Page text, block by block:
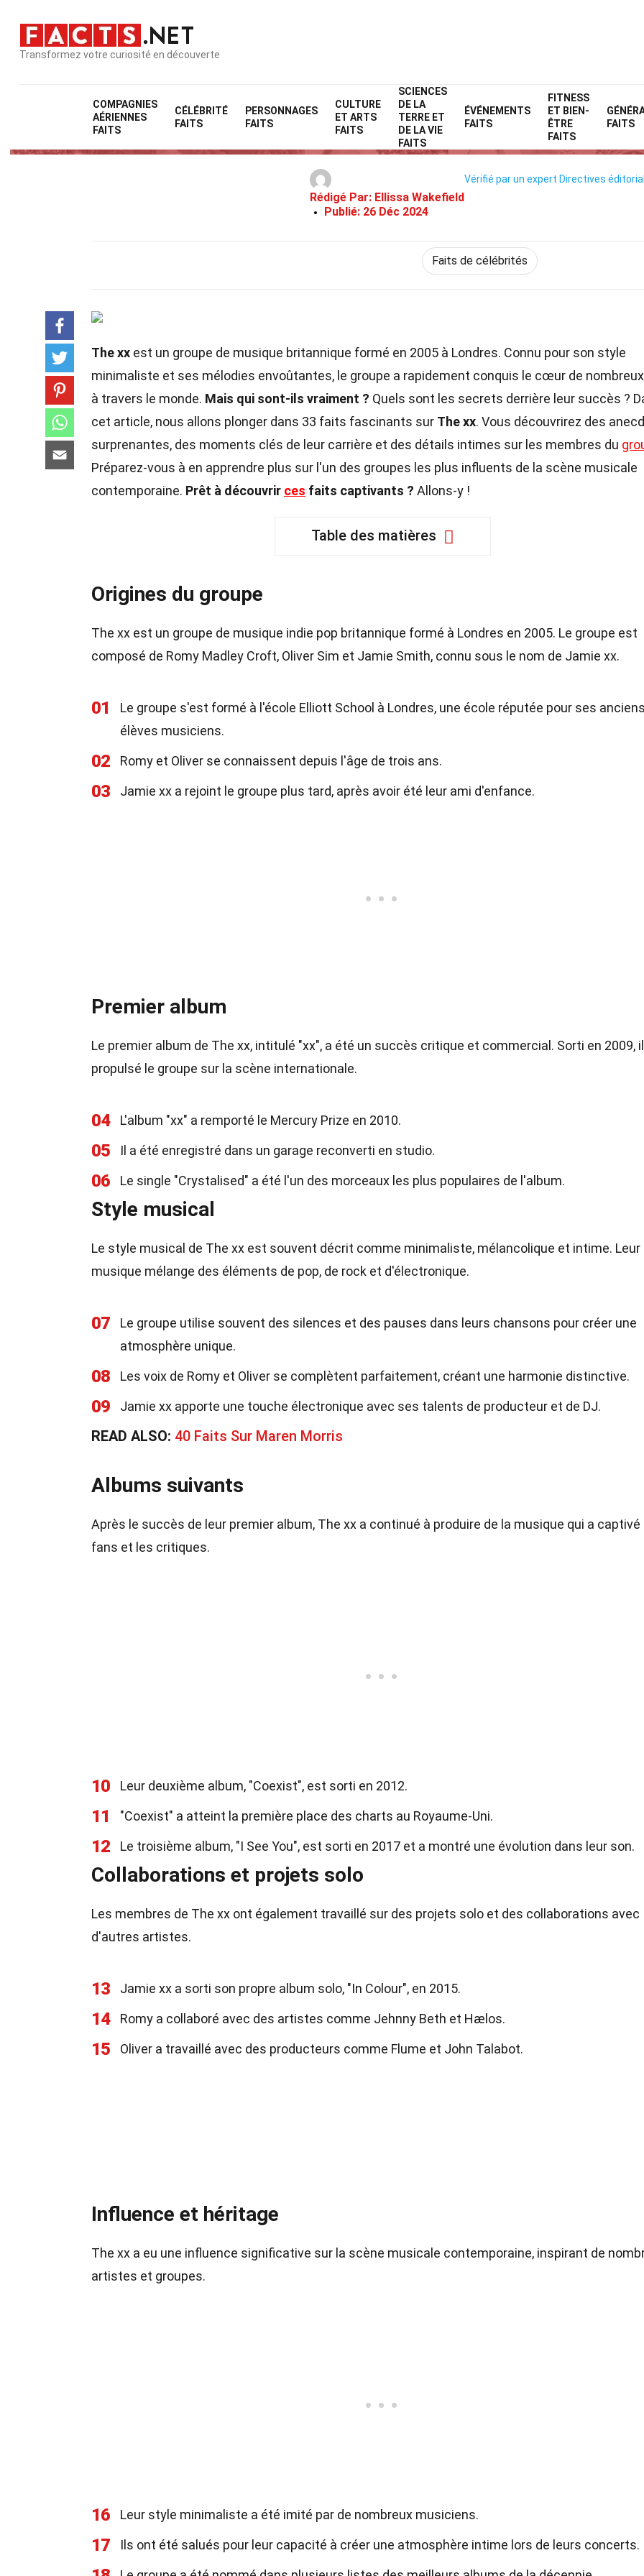
Transformez votre curiosité en découverte
COMPAGNIES
AÉRIENNES
FAITS
CÉLÉBRITÉ
FAITS
PERSONNAGES
FAITS
CULTURE
ET ARTS
FAITS
SCIENCES
DE LA
TERRE ET
DE LA VIE
FAITS
ÉVÉNEMENTS
FAITS
FITNESS
ET BIEN-
ÊTRE
FAITS
FAITS
Home
33 Faits Sur The Xx
Rédigé Par: Ellissa Wakefield
Publié: 26 Déc 2024
Vérifié par un expert Directives
Faits de célébrités
The xx est un groupe de musique britannique formé en 2005 à Londres. Connu pour son style
minimaliste et ses mélodies envoûtantes, le groupe a rapidement conquis le cœur de
à travers le monde. Mais qui sont-ils vraiment ? Quels sont les secrets derrière leur succès ?
cet article, nous allons plonger dans 33 faits fascinants sur The xx. Vous découvrirez des
surprenantes, des moments clés de leur carrière et des détails intimes sur les membres du
Préparez-vous à en apprendre plus sur l'un des groupes les plus influents de la scène musicale
contemporaine. Prêt à découvrir ces faits captivants ? Allons-y !
Table des matières
Origines du groupe
The xx est un groupe de musique indie pop britannique formé à Londres en 2005. Le groupe est
composé de Romy Madley Croft, Oliver Sim et Jamie Smith, connu sous le nom de Jamie xx.
01
Le groupe s'est formé à l'école Elliott School à Londres, une école réputée pour ses
élèves musiciens.
02 Romy et Oliver se connaissent depuis l'âge de trois ans.
03 Jamie xx a rejoint le groupe plus tard, après avoir été leur ami d'enfance.
Premier album
Le premier album de The xx, intitulé "xx", a été un succès critique et commercial. Sorti en 2009,
propulsé le groupe sur la scène internationale.
04 L'album "xx" a remporté le Mercury Prize en 2010.
05 Il a été enregistré dans un garage reconverti en studio.
06 Le single "Crystalised" a été l'un des morceaux les plus populaires de l'album.
Style musical
Le style musical de The xx est souvent décrit comme minimaliste, mélancolique et intime. Leur
musique mélange des éléments de pop, de rock et d'électronique.
07
Le groupe utilise souvent des silences et des pauses dans leurs chansons pour créer une
atmosphère unique.
08 Les voix de Romy et Oliver se complètent parfaitement, créant une harmonie distinctive.
09 Jamie xx apporte une touche électronique avec ses talents de producteur et de DJ.
READ ALSO: 40 Faits Sur Maren Morris
Albums suivants
Après le succès de leur premier album, The xx a continué à produire de la musique qui a captivé
fans et les critiques.
10 Leur deuxième album, "Coexist", est sorti en 2012.
11 "Coexist" a atteint la première place des charts au Royaume-Uni.
12 Le troisième album, "I See You", est sorti en 2017 et a montré une évolution dans leur son.
Collaborations et projets solo
Les membres de The xx ont également travaillé sur des projets solo et des collaborations avec
d'autres artistes.
13 Jamie xx a sorti son propre album solo, "In Colour", en 2015.
14 Romy a collaboré avec des artistes comme Jehnny Beth et Hælos.
15 Oliver a travaillé avec des producteurs comme Flume et John Talabot.
Influence et héritage
The xx a eu une influence significative sur la scène musicale contemporaine, inspirant de
artistes et groupes.
16 Leur style minimaliste a été imité par de nombreux musiciens.
17 Ils ont été salués pour leur capacité à créer une atmosphère intime lors de leurs concerts.